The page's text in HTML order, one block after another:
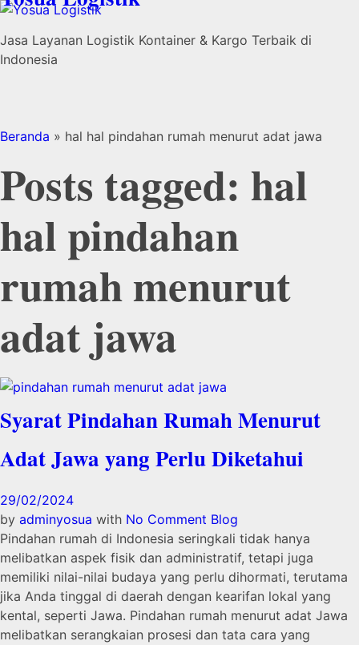
Jasa Layanan Logistik Kontainer & Kargo Terbaik di
Indonesia
Beranda » hal hal pindahan rumah menurut adat jawa
Posts tagged: hal
hal pindahan
rumah menurut
adat jawa
Syarat Pindahan Rumah Menurut
Adat Jawa yang Perlu Diketahui
29/02/2024
by adminyosua with No Comment Blog
Pindahan rumah di Indonesia seringkali tidak hanya
melibatkan aspek fisik dan administratif, tetapi juga
memiliki nilai-nilai budaya yang perlu dihormati, terutama
jika Anda tinggal di daerah dengan kearifan lokal yang
kental, seperti Jawa. Pindahan rumah menurut adat Jawa
melibatkan serangkaian prosesi dan tata cara yang